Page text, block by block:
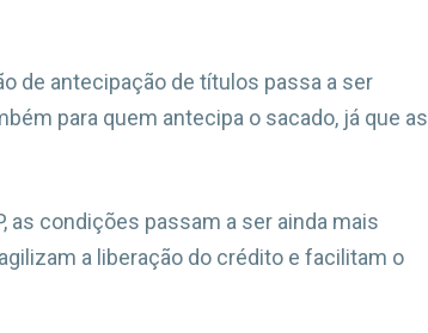
de antecipação de títulos passa a ser
para quem antecipa o sacado, já que as
as condições passam a ser ainda mais
a liberação do crédito e facilitam o